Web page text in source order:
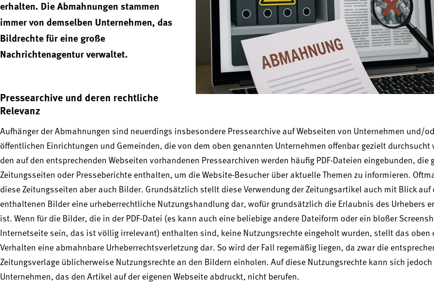
erhalten. Die Abmahnungen stammen
immer von demselben Unternehmen, das
Bildrechte für eine große
Nachrichtenagentur verwaltet.
Pressearchive und deren rechtliche
Relevanz
Aufhänger der Abmahnungen sind neuerdings insbesondere Pressearchive auf Webseiten von Unternehmen und/
öffentlichen Einrichtungen und Gemeinden, die von dem oben genannten Unternehmen offenbar gezielt durchsucht
den auf den entsprechenden Webseiten vorhandenen Pressearchiven werden häufig PDF-Dateien eingebunden, die
Zeitungsseiten oder Presseberichte enthalten, um die Website-Besucher über aktuelle Themen zu informieren.
diese Zeitungsseiten aber auch Bilder. Grundsätzlich stellt diese Verwendung der Zeitungsartikel auch mit Blick auf
enthaltenen Bilder eine urheberrechtliche Nutzungshandlung dar, wofür grundsätzlich die Erlaubnis des Urhebers
ist. Wenn für die Bilder, die in der PDF-Datei (es kann auch eine beliebige andere Dateiform oder ein bloßer
Internetseite sein, das ist völlig irrelevant) enthalten sind, keine Nutzungsrechte eingeholt wurden, stellt das oben
Verhalten eine abmahnbare Urheberrechtsverletzung dar. So wird der Fall regemäßig liegen, da zwar die
Zeitungsverlage üblicherweise Nutzungsrechte an den Bildern einholen. Auf diese Nutzungsrechte kann sich jedoch
Unternehmen, das den Artikel auf der eigenen Webseite abdruckt, nicht berufen.